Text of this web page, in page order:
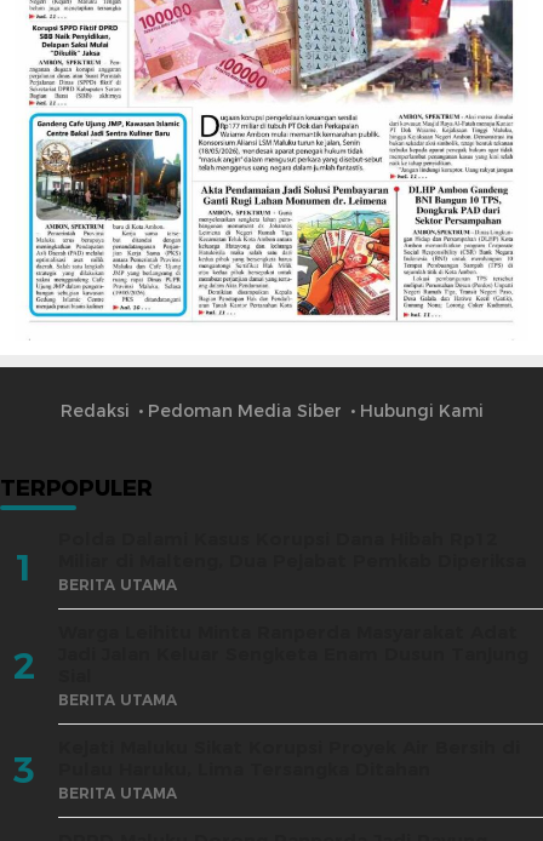
Redaksi Pedoman Media Siber Hubungi Kami
TERPOPULER
1 BERITA UTAMA
2
BERITA UTAMA
3 BERITA UTAMA